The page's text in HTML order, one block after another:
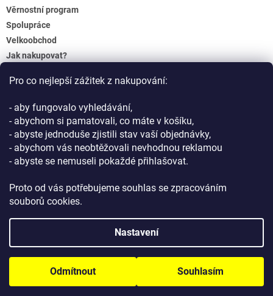
Pro co nejlepší zážitek z nakupování:
- aby fungovalo vyhledávání,
- abychom si pamatovali, co máte v košíku,
- abyste jednoduše zjistili stav vaší objednávky,
- abychom vás neobtěžovali nevhodnou reklamou
- abyste se nemuseli pokaždé přihlašovat.
Proto od vás potřebujeme souhlas se zpracováním
souborů cookies.
Nastavení
Odmítnout Souhlasím
Věrnostní program
Spolupráce
Velkoobchod
Jak nakupovat?
Reklamace a Vrácení
Podmínky ochrany osobních údajů
. Všechna práva vyhrazena.